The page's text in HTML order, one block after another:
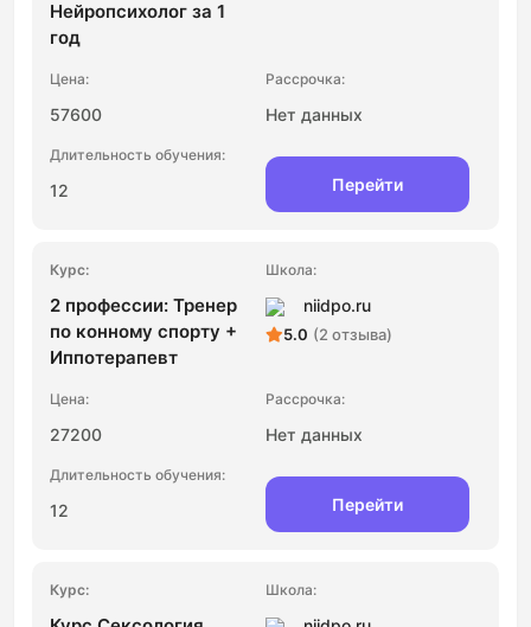
Нейропсихолог за 1
год
57600 Нет данных
12 Перейти
2 профессии: Тренер
по конному спорту +
Иппотерапевт
niidpo.ru
5.0 (2 отзыва)
27200 Нет данных
12 Перейти